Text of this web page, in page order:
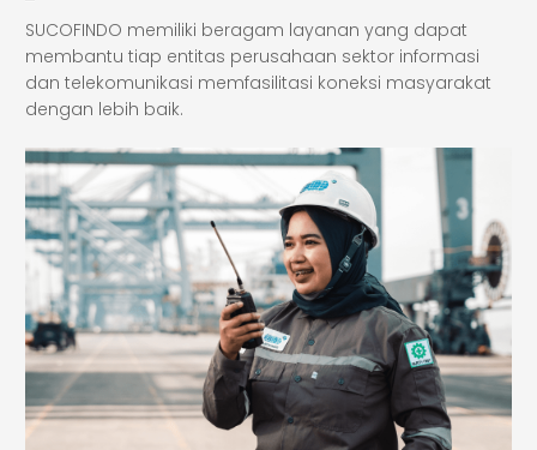
SUCOFINDO memiliki beragam layanan yang dapat
membantu tiap entitas perusahaan sektor informasi
dan telekomunikasi memfasilitasi koneksi masyarakat
dengan lebih baik.